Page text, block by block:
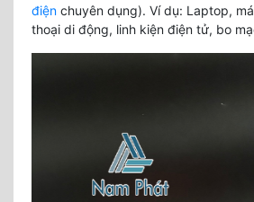
điện chuyên dụng). Ví dụ: Laptop,
thoại di động, linh kiện điện tử, bo